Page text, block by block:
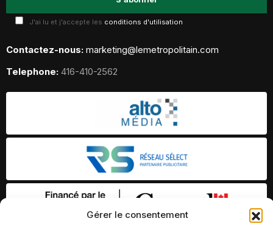
Gérer le consentement
J'ai lu et j'accepte les conditions d'utilisation
Contactez-nous: marketing@lemetropolitain.com
Telephone: 416-410-2562